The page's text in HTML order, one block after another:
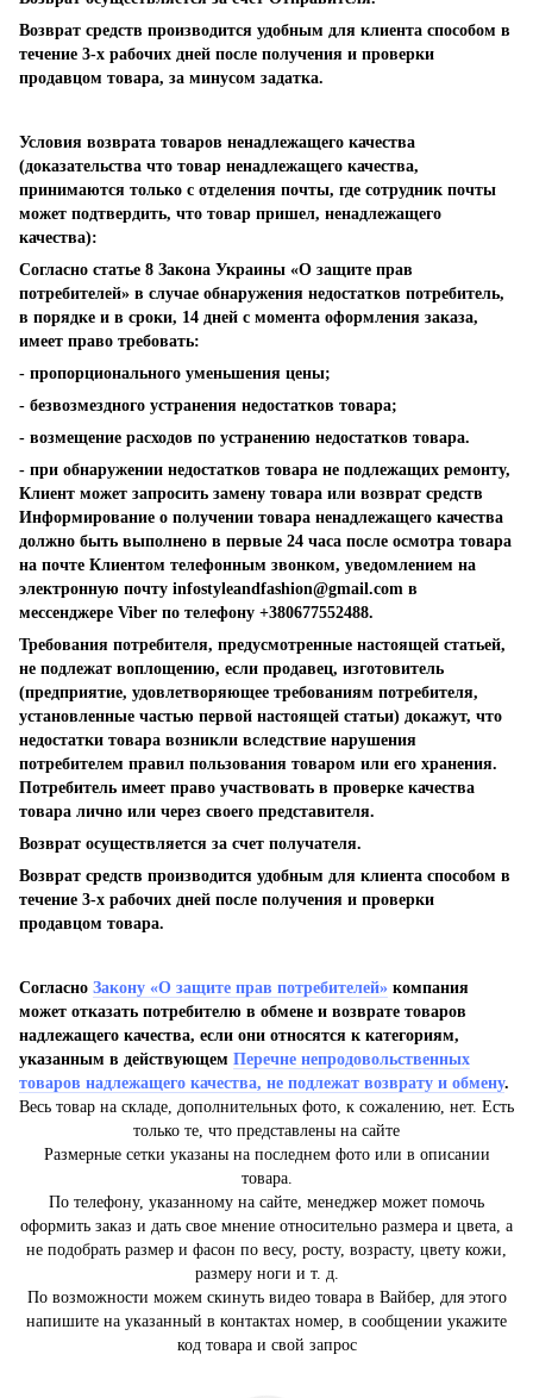
Возврат средств производится удобным для клиента способом в
течение 3-х рабочих дней после получения и проверки
продавцом товара, за минусом задатка.
Условия возврата товаров ненадлежащего качества
(доказательства что товар ненадлежащего качества,
принимаются только с отделения почты, где сотрудник почты
может подтвердить, что товар пришел, ненадлежащего
качества):
Согласно статье 8 Закона Украины «О защите прав
потребителей» в случае обнаружения недостатков потребитель,
в порядке и в сроки, 14 дней с момента оформления заказа,
имеет право требовать:
- пропорционального уменьшения цены;
- безвозмездного устранения недостатков товара;
- возмещение расходов по устранению недостатков товара.
- при обнаружении недостатков товара не подлежащих ремонту,
Клиент может запросить замену товара или возврат средств
Информирование о получении товара ненадлежащего качества
должно быть выполнено в первые 24 часа после осмотра товара
на почте Клиентом телефонным звонком, уведомлением на
электронную почту infostyleandfashion@gmail.com в
мессенджере Viber по телефону +380677552488.
Требования потребителя, предусмотренные настоящей статьей,
не подлежат воплощению, если продавец, изготовитель
(предприятие, удовлетворяющее требованиям потребителя,
установленные частью первой настоящей статьи) докажут, что
недостатки товара возникли вследствие нарушения
потребителем правил пользования товаром или его хранения.
Потребитель имеет право участвовать в проверке качества
товара лично или через своего представителя.
Возврат осуществляется за счет получателя.
Возврат средств производится удобным для клиента способом в
течение 3-х рабочих дней после получения и проверки
продавцом товара.
Согласно Закону «О защите прав потребителей» компания
может отказать потребителю в обмене и возврате товаров
надлежащего качества, если они относятся к категориям,
указанным в действующем Перечне непродовольственных
товаров надлежащего качества, не подлежат возврату и обмену.
Весь товар на складе, дополнительных фото, к сожалению, нет. Есть
только те, что представлены на сайте
Размерные сетки указаны на последнем фото или в описании
товара.
По телефону, указанному на сайте, менеджер может помочь
оформить заказ и дать свое мнение относительно размера и цвета, а
не подобрать размер и фасон по весу, росту, возрасту, цвету кожи,
размеру ноги и т. д.
По возможности можем скинуть видео товара в Вайбер, для этого
напишите на указанный в контактах номер, в сообщении укажите
код товара и свой запрос